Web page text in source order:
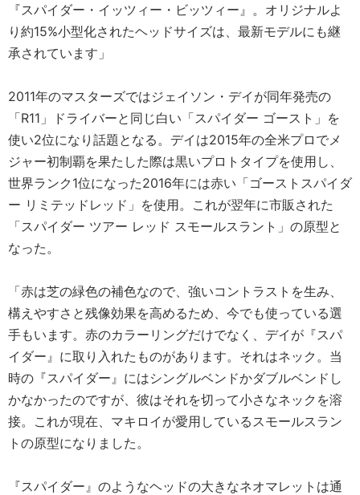
『スパイダー・イッツィー・ビッツィー』。オリジナルよ
り約15%小型化されたヘッドサイズは、最新モデルにも継
承されています」
2011年のマスターズではジェイソン・デイが同年発売の
「R11」ドライバーと同じ白い「スパイダー ゴースト」を
使い2位になり話題となる。デイは2015年の全米プロでメ
ジャー初制覇を果たした際は黒いプロトタイプを使用し、
世界ランク1位になった2016年には赤い「ゴーストスパイダ
ー リミテッドレッド」を使用。これが翌年に市販された
「スパイダー ツアー レッド スモールスラント」の原型と
なった。
「赤は芝の緑色の補色なので、強いコントラストを生み、
構えやすさと残像効果を高めるため、今でも使っている選
手もいます。赤のカラーリングだけでなく、デイが『スパ
イダー』に取り入れたものがあります。それはネック。当
時の『スパイダー』にはシングルベンドかダブルベンドし
かなかったのですが、彼はそれを切って小さなネックを溶
接。これが現在、マキロイが愛用しているスモールスラン
トの原型になりました。
『スパイダー』のようなヘッドの大きなネオマレットは通